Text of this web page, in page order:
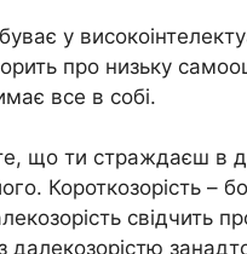
у
про низьку
все в собі.
що ти страждаєш в
Короткозорість –
свідчить